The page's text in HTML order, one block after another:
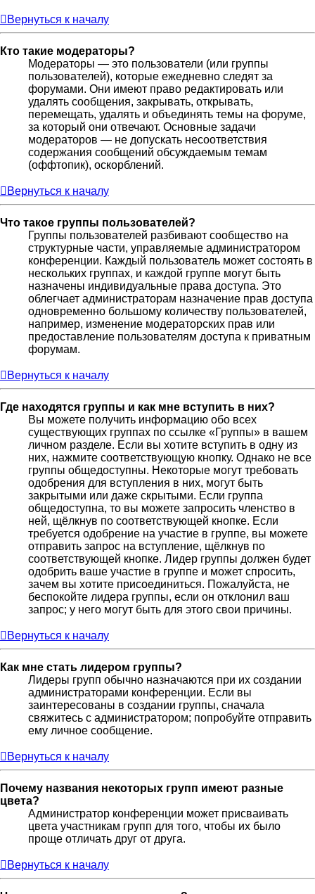
Вернуться к началу
Кто такие модераторы?
Модераторы — это пользователи (или группы
пользователей), которые ежедневно следят за
форумами. Они имеют право редактировать или
удалять сообщения, закрывать, открывать,
перемещать, удалять и объединять темы на форуме,
за который они отвечают. Основные задачи
модераторов — не допускать несоответствия
содержания сообщений обсуждаемым темам
(оффтопик), оскорблений.
Вернуться к началу
Что такое группы пользователей?
Группы пользователей разбивают сообщество на
структурные части, управляемые администратором
конференции. Каждый пользователь может состоять в
нескольких группах, и каждой группе могут быть
назначены индивидуальные права доступа. Это
облегчает администраторам назначение прав доступа
одновременно большому количеству пользователей,
например, изменение модераторских прав или
предоставление пользователям доступа к приватным
форумам.
Вернуться к началу
Где находятся группы и как мне вступить в них?
Вы можете получить информацию обо всех
существующих группах по ссылке «Группы» в вашем
личном разделе. Если вы хотите вступить в одну из
них, нажмите соответствующую кнопку. Однако не все
группы общедоступны. Некоторые могут требовать
одобрения для вступления в них, могут быть
закрытыми или даже скрытыми. Если группа
общедоступна, то вы можете запросить членство в
ней, щёлкнув по соответствующей кнопке. Если
требуется одобрение на участие в группе, вы можете
отправить запрос на вступление, щёлкнув по
соответствующей кнопке. Лидер группы должен будет
одобрить ваше участие в группе и может спросить,
зачем вы хотите присоединиться. Пожалуйста, не
беспокойте лидера группы, если он отклонил ваш
запрос; у него могут быть для этого свои причины.
Вернуться к началу
Как мне стать лидером группы?
Лидеры групп обычно назначаются при их создании
администраторами конференции. Если вы
заинтересованы в создании группы, сначала
свяжитесь с администратором; попробуйте отправить
ему личное сообщение.
Вернуться к началу
Почему названия некоторых групп имеют разные
цвета?
Администратор конференции может присваивать
цвета участникам групп для того, чтобы их было
проще отличать друг от друга.
Вернуться к началу